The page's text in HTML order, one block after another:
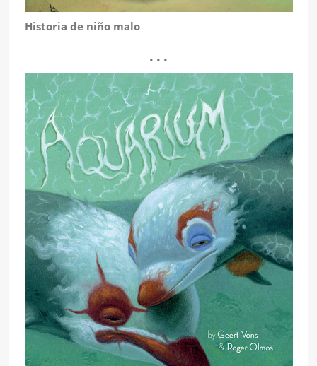
Historia de niño malo
• • •